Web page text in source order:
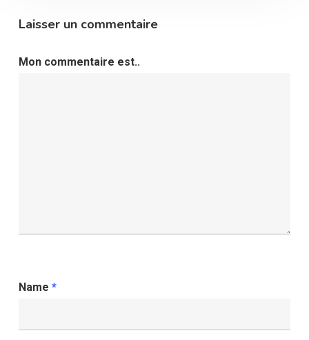
Laisser un commentaire
Mon commentaire est..
Name *